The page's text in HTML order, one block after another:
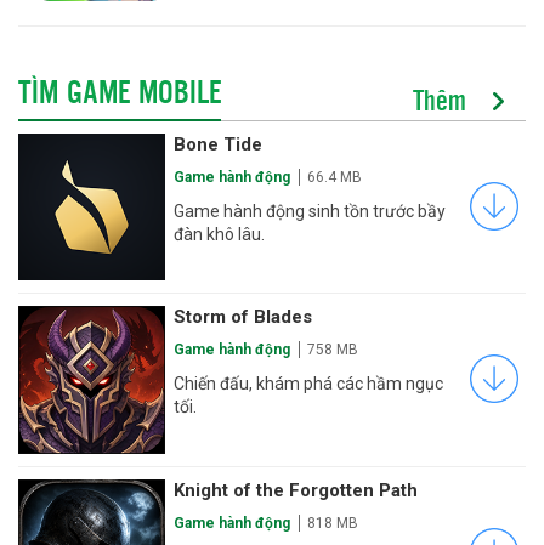
TÌM GAME MOBILE Thêm
Bone Tide
Game hành động 66.4 MB
Game hành động sinh tồn trước bầy
đàn khô lâu.
Storm of Blades
Game hành động 758 MB
Chiến đấu, khám phá các hầm ngục
tối.
Knight of the Forgotten Path
Game hành động 818 MB